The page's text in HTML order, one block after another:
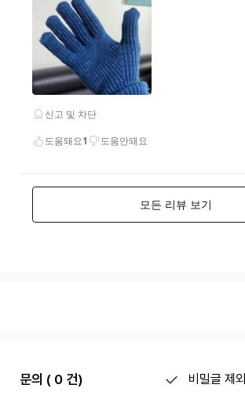
문의 ( 0 건) 비밀글 제외